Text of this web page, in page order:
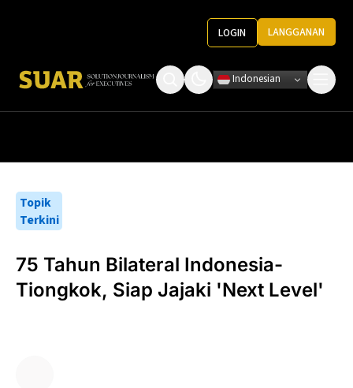
LOGIN LANGGANAN
Ketentuan Penggunaan
Indonesian
Topik
Terkini
75 Tahun Bilateral Indonesia-
Tiongkok, Siap Jajaki 'Next Level'